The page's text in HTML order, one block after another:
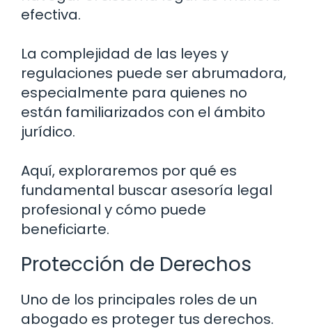
efectiva.
La complejidad de las leyes y
regulaciones puede ser abrumadora,
especialmente para quienes no
están familiarizados con el ámbito
jurídico.
Aquí, exploraremos por qué es
fundamental buscar asesoría legal
profesional y cómo puede
beneficiarte.
Protección de Derechos
Uno de los principales roles de un
abogado es proteger tus derechos.